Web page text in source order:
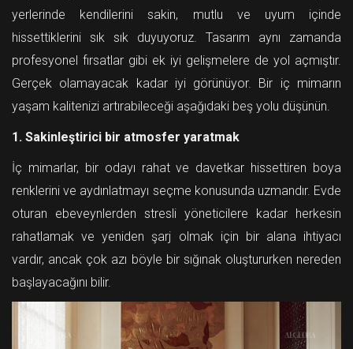
yerlerinde kendilerini sakin, mutlu ve uyum içinde
hissettiklerini sık sık duyuyoruz. Tasarım aynı zamanda
profesyonel fırsatlar gibi ek iyi gelişmelere de yol açmıştır.
Gerçek olamayacak kadar iyi görünüyor. Bir iç mimarın
yaşam kalitenizi artırabileceği aşağıdaki beş yolu düşünün.
1. Sakinleştirici bir atmosfer yaratmak
İç mimarlar, bir odayı rahat ve davetkar hissettiren boya
renklerini ve aydınlatmayı seçme konusunda uzmandır. Evde
oturan ebeveynlerden stresli yöneticilere kadar herkesin
rahatlamak ve yeniden şarj olmak için bir alana ihtiyacı
vardır, ancak çok azı böyle bir sığınak oluştururken nereden
başlayacağını bilir.